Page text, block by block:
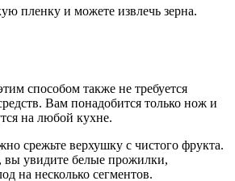
пленку и можете извлечь зерна.
способом также не требуется
Вам понадобится только нож и
на любой кухне.
срежьте верхушку с чистого фрукта.
увидите белые прожилки,
на несколько сегментов.